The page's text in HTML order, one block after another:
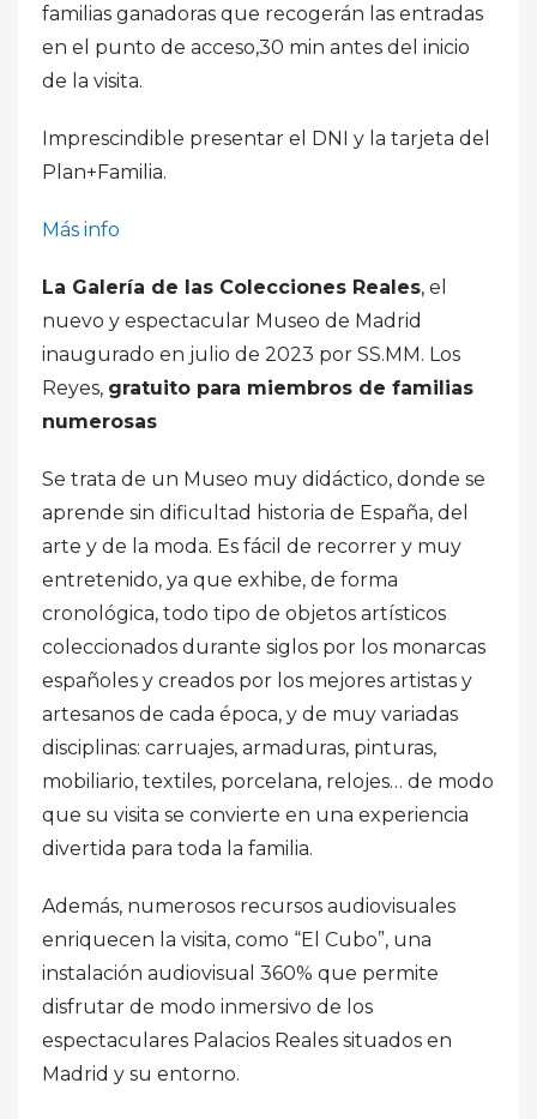
familias ganadoras que recogerán las entradas
en el punto de acceso,30 min antes del inicio
de la visita.
Imprescindible presentar el DNI y la tarjeta del
Plan+Familia.
Más info
La Galería de las Colecciones Reales, el
nuevo y espectacular Museo de Madrid
inaugurado en julio de 2023 por SS.MM. Los
Reyes, gratuito para miembros de familias
numerosas
Se trata de un Museo muy didáctico, donde se
aprende sin dificultad historia de España, del
arte y de la moda. Es fácil de recorrer y muy
entretenido, ya que exhibe, de forma
cronológica, todo tipo de objetos artísticos
coleccionados durante siglos por los monarcas
españoles y creados por los mejores artistas y
artesanos de cada época, y de muy variadas
disciplinas: carruajes, armaduras, pinturas,
mobiliario, textiles, porcelana, relojes… de modo
que su visita se convierte en una experiencia
divertida para toda la familia.
Además, numerosos recursos audiovisuales
enriquecen la visita, como “El Cubo”, una
instalación audiovisual 360% que permite
disfrutar de modo inmersivo de los
espectaculares Palacios Reales situados en
Madrid y su entorno.